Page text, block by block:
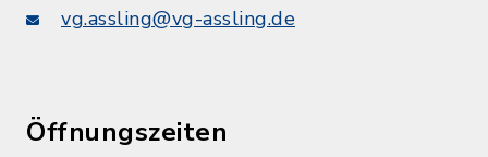
vg.assling@vg-assling.de
Öffnungszeiten